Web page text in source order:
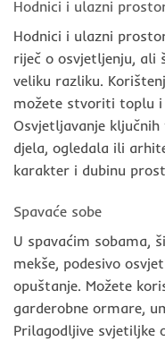
Hodnici i ulazni
Hodnici i ulazni
riječ o osvjetljenju, ali
veliku razliku.
možete stvoriti toplu
Osvjetljavanje
djela, ogledala ili
karakter i dubinu
Spavaće sobe
U spavaćim sobama,
mekše, podesivo
opuštanje. Možete
garderobne ormare,
Prilagodljive svjetiljke